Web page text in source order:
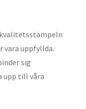
vara uppfyllda.
sig
upp till våra